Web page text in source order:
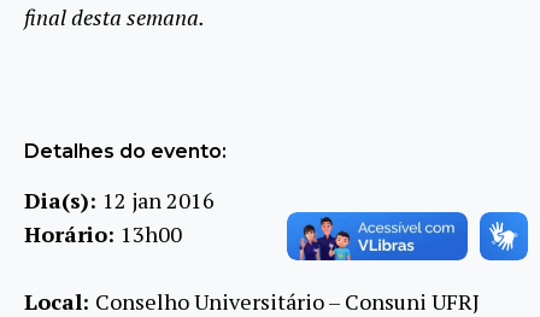
final desta semana.
Detalhes do evento:
Dia(s): 12 jan 2016
Horário: 13h00
Local: Conselho Universitário – Consuni UFRJ